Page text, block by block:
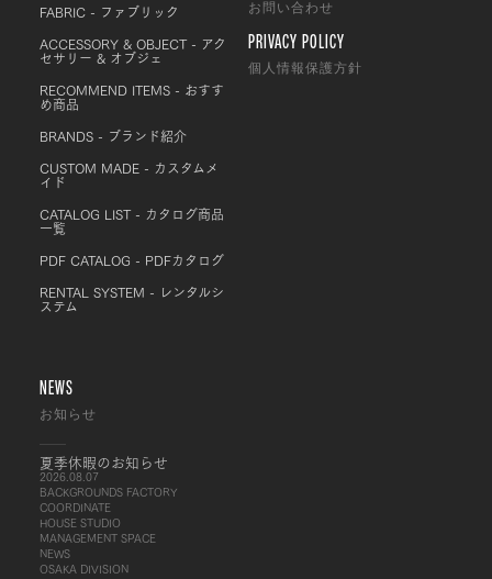
FABRIC - ファブリック
ACCESSORY & OBJECT - アク
セサリー & オブジェ
RECOMMEND ITEMS - おすす
め商品
BRANDS - ブランド紹介
CUSTOM MADE - カスタムメ
イド
CATALOG LIST - カタログ商品
一覧
PDF CATALOG - PDFカタログ
RENTAL SYSTEM - レンタルシ
ステム
お問い合わせ
PRIVACY POLICY
個人情報保護方針
NEWS
お知らせ
夏季休暇のお知らせ
2026.08.07
BACKGROUNDS FACTORY
COORDINATE
HOUSE STUDIO
MANAGEMENT SPACE
NEWS
OSAKA DIVISION